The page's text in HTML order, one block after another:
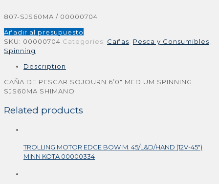
807-SJS60MA / 00000704
Añadir al presupuesto
SKU: 00000704 Categories: Cañas Pesca y Consumibles
Spinning
Description
CAÑA DE PESCAR SOJOURN 6’0″ MEDIUM SPINNING
SJS60MA SHIMANO
Related products
TROLLING MOTOR EDGE BOW M. 45/L&D/HAND (12V-45″)
MINN KOTA 00000334